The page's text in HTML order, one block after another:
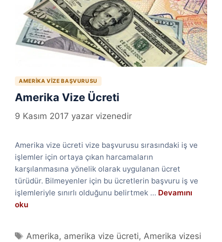
AMERIKA VIZE BAŞVURUSU
Amerika Vize Ücreti
9 Kasım 2017 yazar vizenedir
Amerika vize ücreti vize başvurusu sırasındaki iş ve
işlemler için ortaya çıkan harcamaların
karşılanmasına yönelik olarak uygulanan ücret
türüdür. Bilmeyenler için bu ücretlerin başvuru iş ve
işlemleriyle sınırlı olduğunu belirtmek … Devamını
oku
Etiketler
Amerika, amerika vize ücreti,Amerika vizesi